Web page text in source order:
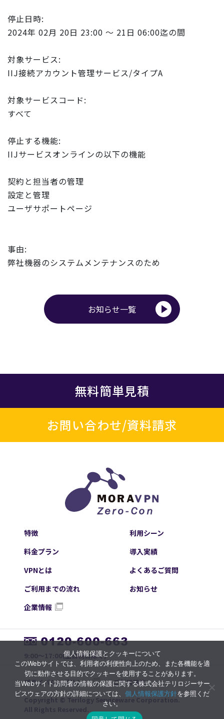
停止日時:
2024年 02月 20日 23:00 ～ 21日 06:00迄の間
対象サービス:
IIJ接続アカウント管理サービス/タイプA
対象サービスコード:
すべて
停止する機能:
IIJサービスオンラインの以下の機能
契約と担当者の管理
設定と管理
ユーザサポートページ
事由:
弊社機器のシステムメンテナンスのため
お知らせ一覧
無料簡単見積
お問い合わせ/資料請求
特徴
利用シーン
料金プラン
導入実績
VPNとは
よくあるご質問
ご利用までの流れ
お知らせ
企業情報
9:00～17:00(土日祝日除く)
Copyright © Terilogy Serviceware Corporation.
All Rights Reserved.
プライバシーポリシー ご利用規約
個人情報保護とクッキーについて
このWebサイトでは、利用者の利便性向上のため、また各機能を適
切に動作させる目的でクッキーを使用することがあります。
当Webサイト訪問者の情報の保護に関する株式会社テリロジーサー
ビスウェアの方針の詳細については、 個人情報保護方針を参照くだ
さい。